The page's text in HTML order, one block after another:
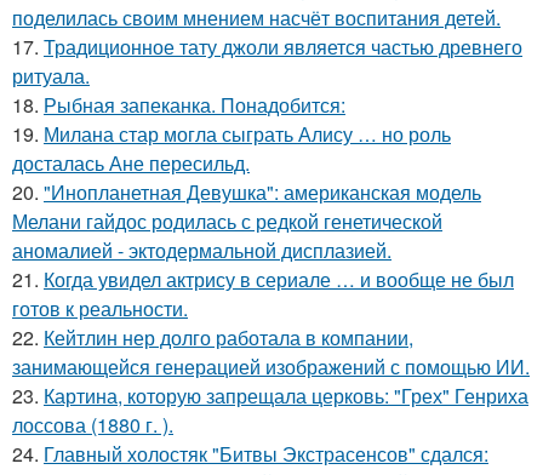
поделилась своим мнением насчёт воспитания детей.
17. Традиционное тату джоли является частью древнего
ритуала.
18. Рыбная запеканка. Понадобится:
19. Милана стар могла сыграть Алису … но роль
досталась Ане пересильд.
20. "Инопланетная Девушка": американская модель
Мелани гайдос родилась с редкой генетической
аномалией - эктодермальной дисплазией.
21. Когда увидел актрису в сериале … и вообще не был
готов к реальности.
22. Кейтлин нер долго работала в компании,
занимающейся генерацией изображений с помощью ИИ.
23. Картина, которую запрещала церковь: "Грех" Генриха
лоссова (1880 г. ).
24. Главный холостяк "Битвы Экстрасенсов" сдался: